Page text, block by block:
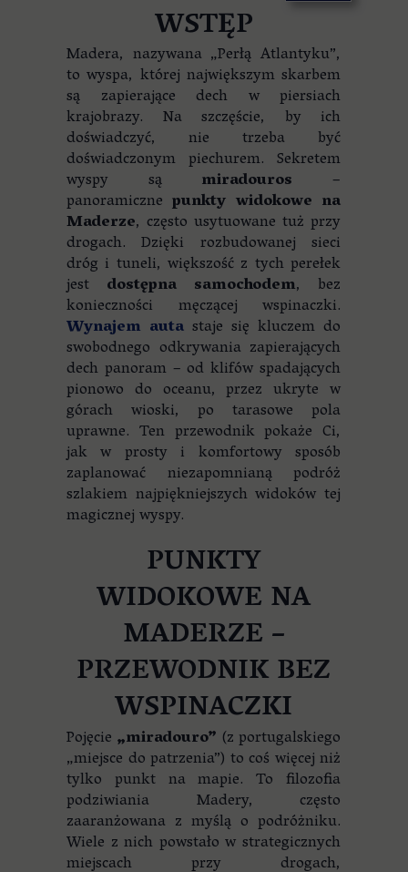
WSTĘP
Madera, nazywana „Perłą Atlantyku”,
to wyspa, której największym skarbem
są zapierające dech w piersiach
krajobrazy. Na szczęście, by ich
doświadczyć, nie trzeba być
doświadczonym piechurem. Sekretem
wyspy są miradouros –
panoramicznepunkty widokowe na
Maderze, często usytuowane tuż przy
drogach. Dzięki rozbudowanej sieci
dróg i tuneli, większość z tych perełek
jest dostępna samochodem, bez
konieczności męczącej wspinaczki.
Wynajem auta staje się kluczem do
swobodnego odkrywania zapierających
dech panoram – od klifów spadających
pionowo do oceanu, przez ukryte w
górach wioski, po tarasowe pola
uprawne. Ten przewodnik pokaże Ci,
jak w prosty i komfortowy sposób
zaplanować niezapomnianą podróż
szlakiem najpiękniejszych widoków tej
magicznej wyspy.
PUNKTY
WIDOKOWE NA
MADERZE –
PRZEWODNIK BEZ
WSPINACZKI
Pojęcie „miradouro” (z portugalskiego
„miejsce do patrzenia”) to coś więcej niż
tylko punkt na mapie. To filozofia
podziwiania Madery, często
zaaranżowana z myślą o podróżniku.
Wiele z nich powstało w strategicznych
miejscach przy drogach,